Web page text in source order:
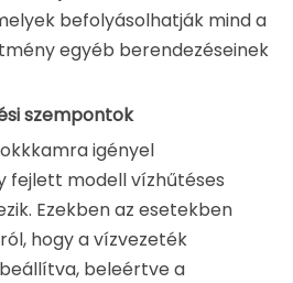
befolyásolhatják mind a
egyéb berendezéseinek
szempontok
igényel
fejlett modell vízhűtéses
Ezekben az esetekben
hogy a vízvezeték
beleértve a